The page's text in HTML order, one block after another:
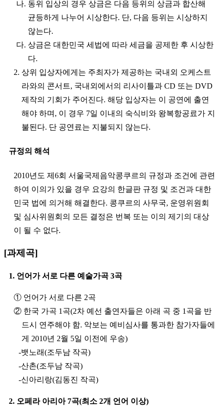
나. 동위 입상의 경우 상금은 다음 등위의 상금과 합산해
균등하게 나누어 시상한다. 단, 다음 등위는 시상하지
않는다.
다. 상금은 대한민국 세법에 따라 세금을 공제한 후 시상한
다.
2. 상위 입상자에게는 주최자가 제공하는 국내외 오케스트
라와의 콘서트, 국내외에서의 리사이틀과 CD 또는 DVD
제작의 기회가 주어진다. 해당 입상자는 이 공연에 출연
해야 하며, 이 경우 7일 이내의 숙식비와 왕복항공료가 지
불된다. 단 공연료는 지불되지 않는다.
규정의 해석
2010년도 제6회 서울국제음악콩쿠르의 규정과 조건에 관련
하여 이의가 있을 경우 요강의 한글판 규정 및 조건과 대한
민국 법에 의거해 해결한다. 콩쿠르의 사무국, 운영위원회
및 심사위원회의 모든 결정은 번복 또는 이의 제기의 대상
이 될 수 없다.
[과제곡]
1. 언어가 서로 다른 예술가곡 3곡
① 언어가 서로 다른 2곡
② 한국 가곡 1곡(2차 예선 출연자들은 아래 곡 중 1곡을 반
드시 연주해야 함. 악보는 예비심사를 통과한 참가자들에
게 2010년 2월 5일 이전에 우송)
-뱃노래(조두남 작곡)
-산촌(조두남 작곡)
-신아리랑(김동진 작곡)
2. 오페라 아리아 7곡(최소 2개 언어 이상)